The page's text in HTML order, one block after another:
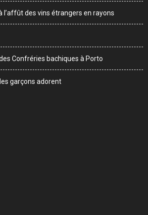
l’affût des vins étrangers en rayons
Confréries bachiques à Porto
garçons adorent